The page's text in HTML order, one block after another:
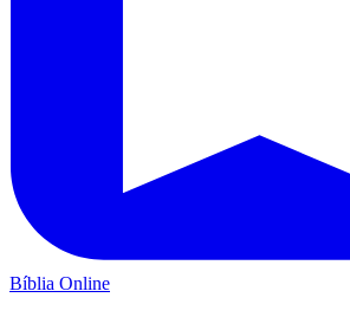
Bíblia Online